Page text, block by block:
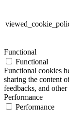
Functional
Functional
Functional cookies
sharing the content
feedbacks, and
Performance
Performance